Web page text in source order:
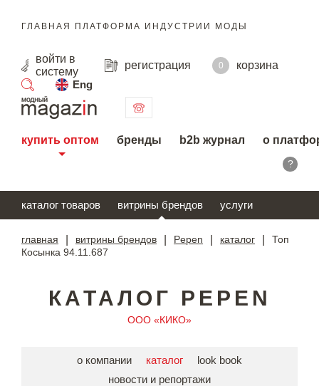
ГЛАВНАЯ ПЛАТФОРМА ИНДУСТРИИ МОДЫ
войти в
систему
регистрация 0
корзина
Eng
поиск
купить оптом бренды b2b журнал о
?
каталог товаров витрины брендов услуги
главная витрины брендов Pepen каталог
Топ
Косынка 94.11.687
КАТАЛОГ PEPEN
ООО «КИКО»
о компании каталог
look book
новости и репортажи